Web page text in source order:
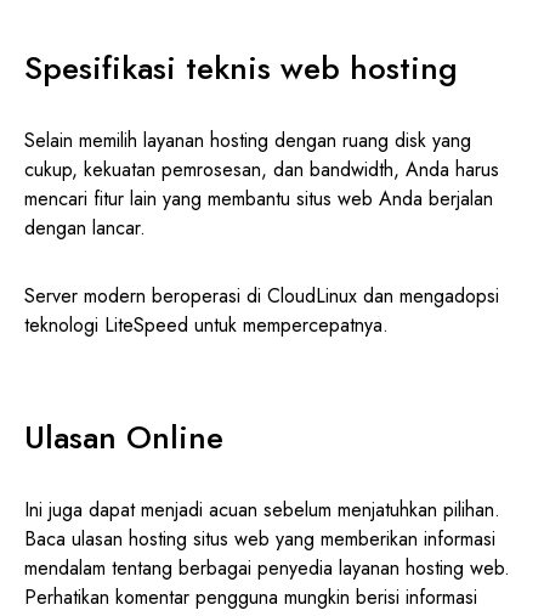
Spesifikasi teknis web hosting
Selain memilih layanan hosting dengan ruang disk yang
cukup, kekuatan pemrosesan, dan bandwidth, Anda harus
mencari fitur lain yang membantu situs web Anda berjalan
dengan lancar.
Server modern beroperasi di CloudLinux dan mengadopsi
teknologi LiteSpeed ​​untuk mempercepatnya.
Ulasan Online
Ini juga dapat menjadi acuan sebelum menjatuhkan pilihan.
Baca ulasan hosting situs web yang memberikan informasi
mendalam tentang berbagai penyedia layanan hosting web.
Perhatikan komentar pengguna mungkin berisi informasi